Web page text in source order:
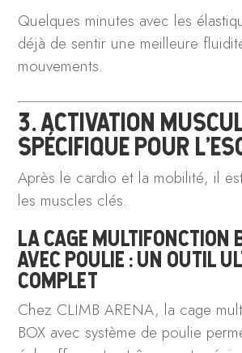
Quelques minutes avec les
déjà de sentir une meilleure
mouvements.
3. ACTIVATION
SPÉCIFIQUE POUR
Après le cardio et la mobilité, il
les muscles clés.
LA CAGE MULTIFONCTION
AVEC POULIE : UN OUTIL
COMPLET
Chez CLIMB ARENA, la cage
BOX avec système de poulie